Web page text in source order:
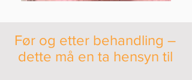
Før og etter behandling –
dette må en ta hensyn til